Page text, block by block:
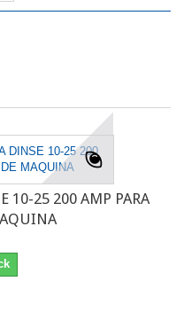
10-25 200 AMP PARA